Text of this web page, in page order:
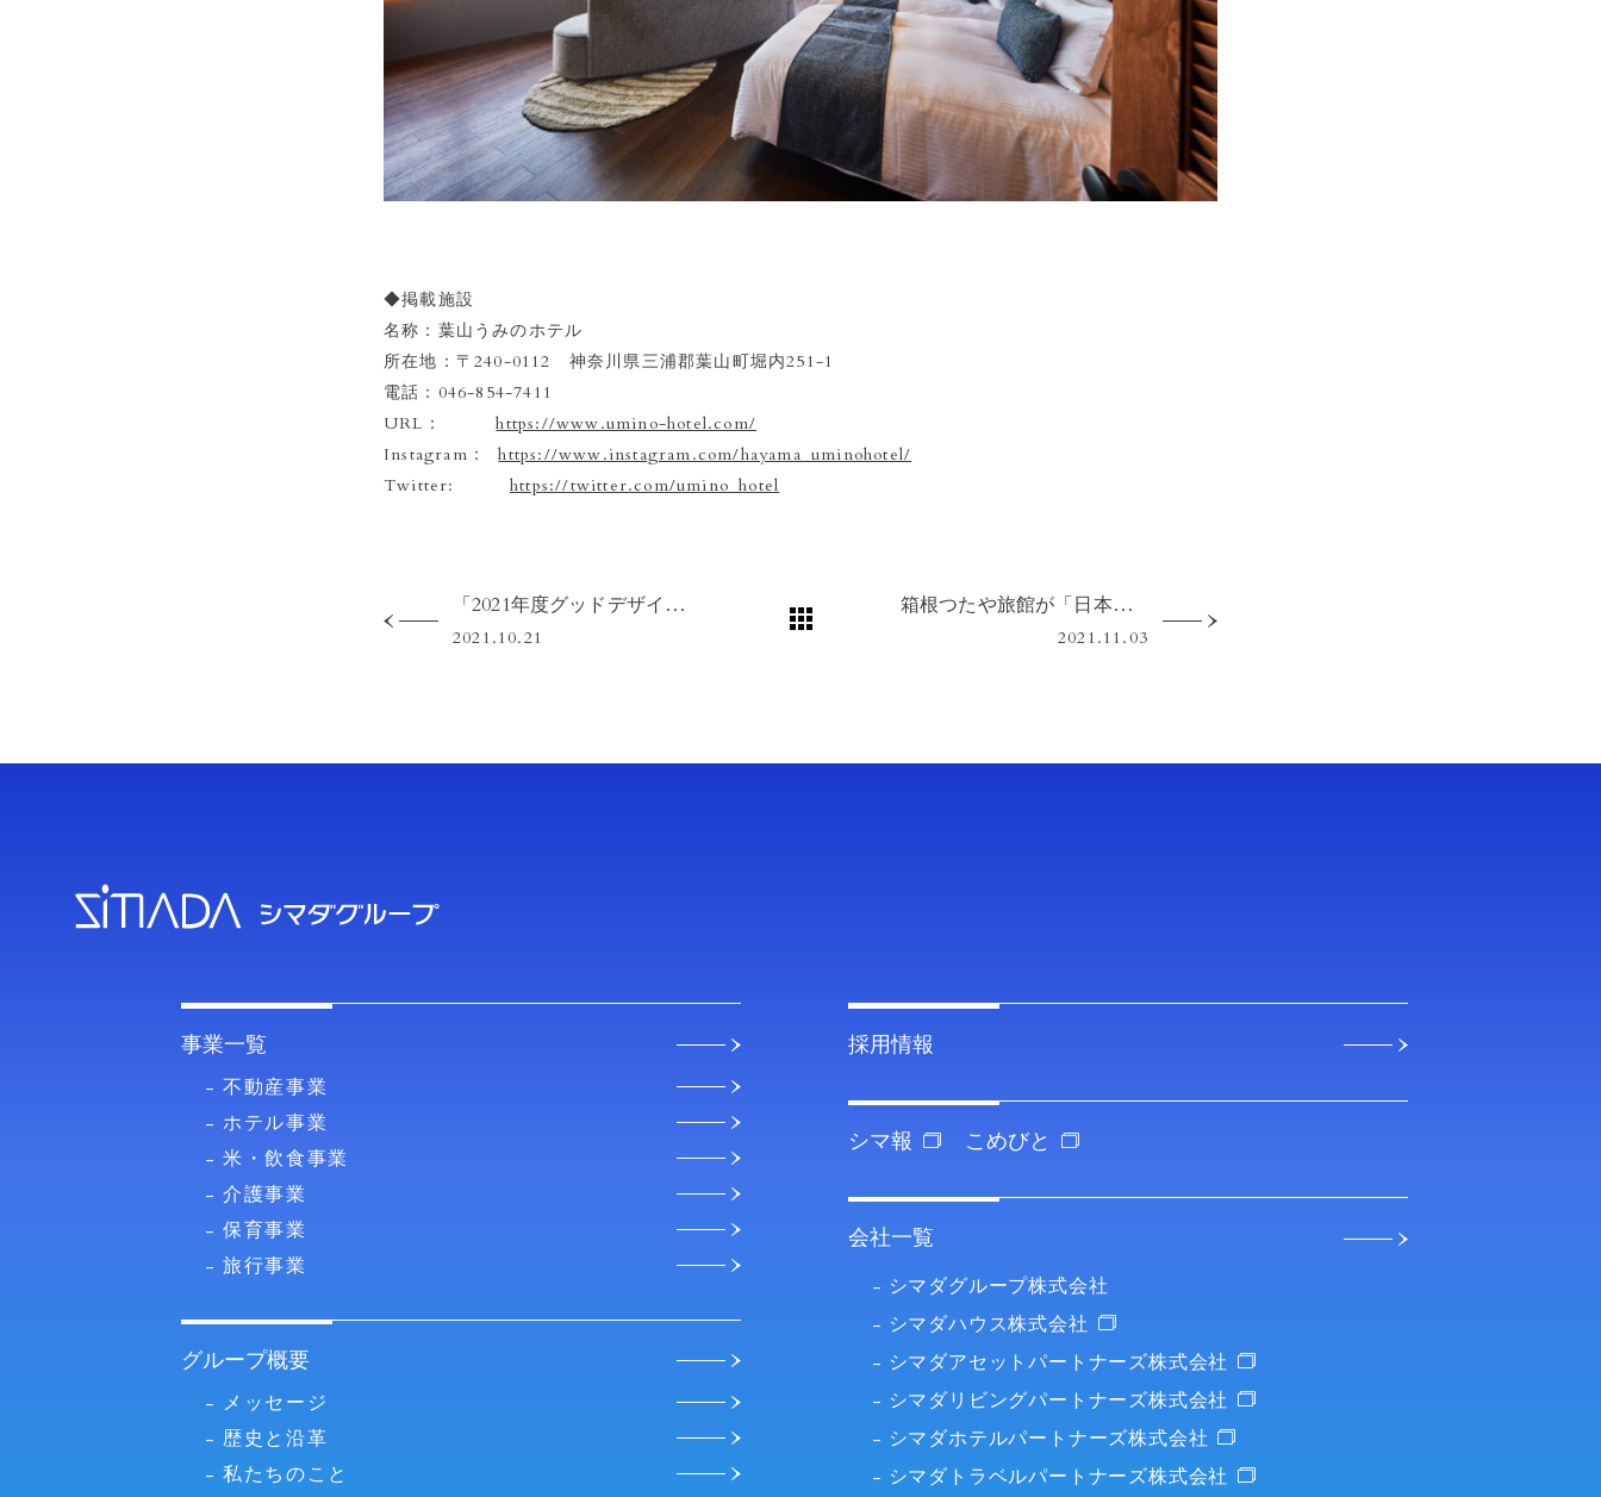
◆掲載施設
名称：葉山うみのホテル
所在地：〒240-0112 神奈川県三浦郡葉山町堀内251-1
電話：046-854-7411
URL：https://www.umino-hotel.com/
Instagram：https://www.instagram.com/hayama_uminohotel/
Twitter: https://twitter.com/umino_hotel
「2021年度グッドデザイン賞」を受賞しました
2021.10.21
箱根つたや旅館が「日本経済新聞 神奈川版」に掲載されました
2021.11.03
事業一覧
不動産事業
ホテル事業
米・飲食事業
介護事業
保育事業
旅行事業
グループ概要
メッセージ
歴史と沿革
私たちのこと
採用情報
シマ報 こめびと
会社一覧
シマダグループ株式会社
シマダハウス株式会社
シマダアセットパートナーズ株式会社
シマダリビングパートナーズ株式会社
シマダホテルパートナーズ株式会社
シマダトラベルパートナーズ株式会社